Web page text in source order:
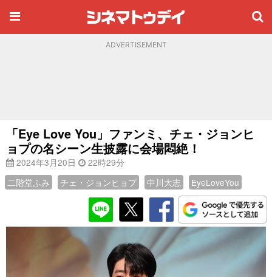
ADVERTISEMENT
「Eye Love You」ファンミ、チェ・ジョンヒ
ョプの名シーン生披露に会場悶絶！
2024年3月20日
22時29分
二階堂ふみ
チェ・ジョンヒョプ 中川大志 EyeLoveYou